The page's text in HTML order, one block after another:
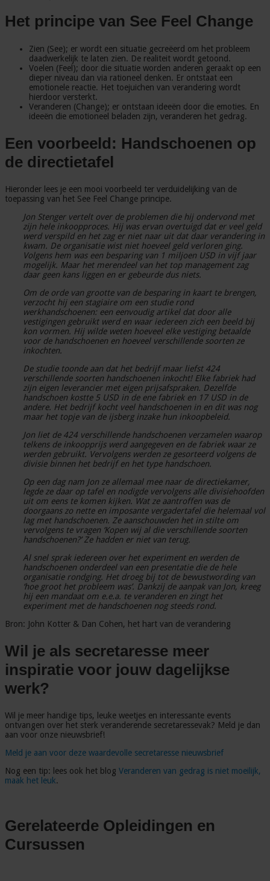
Het principe van See Feel Change
Zien (See); er wordt een situatie gecreëerd om het probleem
daadwerkelijk te laten zien. De realiteit wordt getoond.
Voelen (Feel); door die situatie worden anderen geraakt op een
dieper niveau dan via rationeel denken. Er ontstaat een
emotionele reactie. Het toejuichen van verandering wordt
hierdoor versterkt.
Veranderen (Change); er ontstaan ideeën door die emoties. En
ideeën die emotioneel beladen zijn, veranderen het gedrag.
Een voorbeeld: Handschoenen op
de directietafel
Hieronder lees je een mooi voorbeeld ter verduidelijking van de
toepassing van het See Feel Change principe.
Jon Stenger vertelt over de problemen die hij ondervond met
zijn hele inkoopproces. Hij was ervan overtuigd dat er veel geld
werd verspild en het zag er niet naar uit dat daar verandering in
kwam. De organisatie wist niet hoeveel geld verloren ging.
Volgens hem was een besparing van 1 miljoen USD in vijf jaar
mogelijk. Maar het merendeel van het top management zag
daar geen kans liggen en er gebeurde dus niets.
Om de orde van grootte van de besparing in kaart te brengen,
verzocht hij een stagiaire om een studie rond
werkhandschoenen: een eenvoudig artikel dat door alle
vestigingen gebruikt werd en waar iedereen zich een beeld bij
kon vormen. Hij wilde weten hoeveel elke vestiging betaalde
voor de handschoenen en hoeveel verschillende soorten ze
inkochten.
De studie toonde aan dat het bedrijf maar liefst 424
verschillende soorten handschoenen inkocht! Elke fabriek had
zijn eigen leverancier met eigen prijsafspraken. Dezelfde
handschoen kostte 5 USD in de ene fabriek en 17 USD in de
andere. Het bedrijf kocht veel handschoenen in en dit was nog
maar het topje van de ijsberg inzake hun inkoopbeleid.
Jon liet de 424 verschillende handschoenen verzamelen waarop
telkens de inkoopprijs werd aangegeven en de fabriek waar ze
werden gebruikt. Vervolgens werden ze gesorteerd volgens de
divisie binnen het bedrijf en het type handschoen.
Op een dag nam Jon ze allemaal mee naar de directiekamer,
legde ze daar op tafel en nodigde vervolgens alle divisiehoofden
uit om eens te komen kijken. Wat ze aantroffen was de
doorgaans zo nette en imposante vergadertafel die helemaal vol
lag met handschoenen. Ze aanschouwden het in stilte om
vervolgens te vragen ‘Kopen wij al die verschillende soorten
handschoenen?’ Ze hadden er niet van terug.
Al snel sprak iedereen over het experiment en werden de
handschoenen onderdeel van een presentatie die de hele
organisatie rondging. Het droeg bij tot de bewustwording van
‘hoe groot het probleem was’. Dankzij de aanpak van Jon, kreeg
hij een mandaat om e.e.a. te veranderen en zingt het
experiment met de handschoenen nog steeds rond.
Bron: John Kotter & Dan Cohen, het hart van de verandering
Wil je als secretaresse meer
inspiratie voor jouw dagelijkse
werk?
Wil je meer handige tips, leuke weetjes en interessante events
ontvangen over het sterk veranderende secretaressevak? Meld je dan
aan voor onze nieuwsbrief!
Meld je aan voor deze waardevolle secretaresse nieuwsbrief
Nog een tip: lees ook het blog Veranderen van gedrag is niet moeilijk,
maak het leuk.
Gerelateerde Opleidingen en
Cursussen